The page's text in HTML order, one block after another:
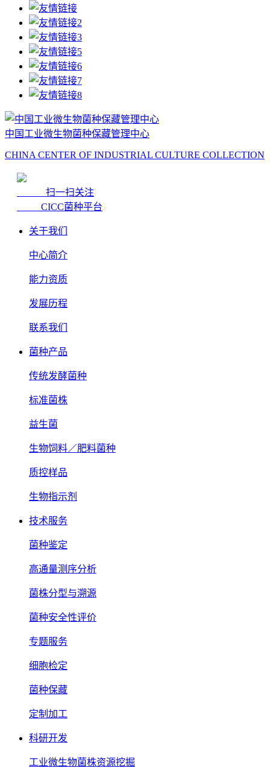
中国工业微生物菌种保藏管理中心
CHINA CENTER OF INDUSTRIAL CULTURE COLLECTION
扫一扫关注
CICC菌种平台
关于我们
中心简介
能力资质
发展历程
联系我们
菌种产品
传统发酵菌种
标准菌株
益生菌
生物饲料／肥料菌种
质控样品
生物指示剂
技术服务
菌种鉴定
高通量测序分析
菌株分型与溯源
菌种安全性评价
专题服务
细胞检定
菌种保藏
定制加工
科研开发
工业微生物菌株资源挖掘